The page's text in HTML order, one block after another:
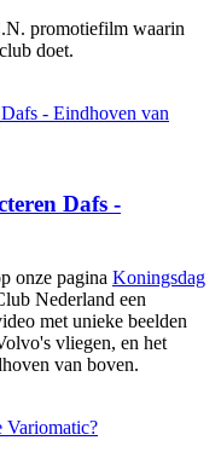
promotiefilm waarin
doet.
Dafs -
onze pagina Koningsdag
Nederland een
met unieke beelden
vliegen, en het
van boven.